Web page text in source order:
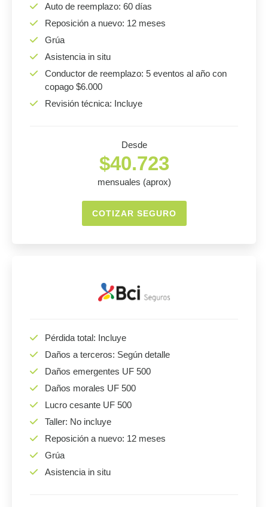
Auto de reemplazo: 60 días
Reposición a nuevo: 12 meses
Grúa
Asistencia in situ
Conductor de reemplazo: 5 eventos al año con
copago $6.000
Revisión técnica: Incluye
Desde
$40.723
mensuales (aprox)
COTIZAR SEGURO
Pérdida total: Incluye
Daños a terceros: Según detalle
Daños emergentes UF 500
Daños morales UF 500
Lucro cesante UF 500
Taller: No incluye
Reposición a nuevo: 12 meses
Grúa
Asistencia in situ